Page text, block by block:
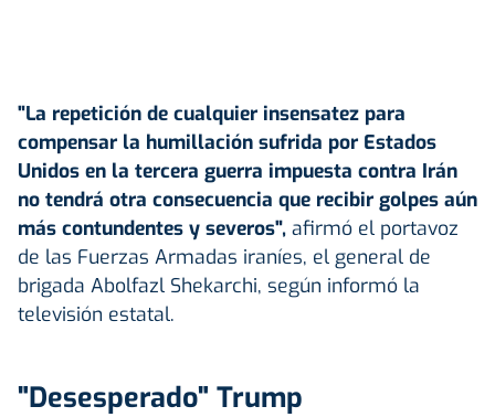
"La repetición de cualquier insensatez para
compensar la humillación sufrida por Estados
Unidos en la tercera guerra impuesta contra Irán
no tendrá otra consecuencia que recibir golpes aún
más contundentes y severos", afirmó el portavoz
de las Fuerzas Armadas iraníes, el general de
brigada Abolfazl Shekarchi, según informó la
televisión estatal.
"Desesperado" Trump